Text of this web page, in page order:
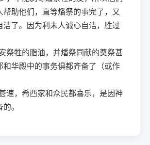
帮助他们，直等燔祭的事完了，又
洁了。因为利未人诚心自洁，胜过
祭牲的脂油，并燔祭同献的奠祭甚
和华殿中的事务俱都齐备了（或作
速，希西家和众民都喜乐，是因神
。